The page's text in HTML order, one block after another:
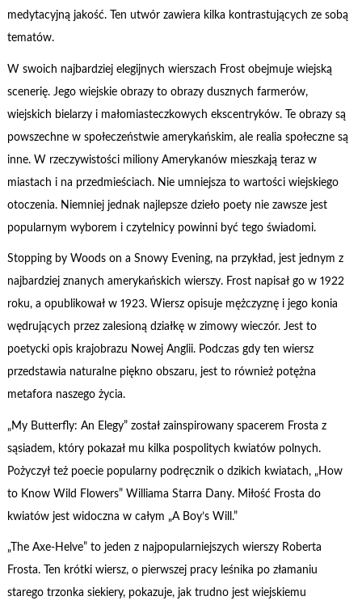
medytacyjną jakość. Ten utwór zawiera kilka kontrastujących ze sobą
tematów.
W swoich najbardziej elegijnych wierszach Frost obejmuje wiejską
scenerię. Jego wiejskie obrazy to obrazy dusznych farmerów,
wiejskich bielarzy i małomiasteczkowych ekscentryków. Te obrazy są
powszechne w społeczeństwie amerykańskim, ale realia społeczne są
inne. W rzeczywistości miliony Amerykanów mieszkają teraz w
miastach i na przedmieściach. Nie umniejsza to wartości wiejskiego
otoczenia. Niemniej jednak najlepsze dzieło poety nie zawsze jest
popularnym wyborem i czytelnicy powinni być tego świadomi.
Stopping by Woods on a Snowy Evening, na przykład, jest jednym z
najbardziej znanych amerykańskich wierszy. Frost napisał go w 1922
roku, a opublikował w 1923. Wiersz opisuje mężczyznę i jego konia
wędrujących przez zalesioną działkę w zimowy wieczór. Jest to
poetycki opis krajobrazu Nowej Anglii. Podczas gdy ten wiersz
przedstawia naturalne piękno obszaru, jest to również potężna
metafora naszego życia.
„My Butterfly: An Elegy” został zainspirowany spacerem Frosta z
sąsiadem, który pokazał mu kilka pospolitych kwiatów polnych.
Pożyczył też poecie popularny podręcznik o dzikich kwiatach, „How
to Know Wild Flowers” Williama Starra Dany. Miłość Frosta do
kwiatów jest widoczna w całym „A Boy’s Will.”
„The Axe-Helve” to jeden z najpopularniejszych wierszy Roberta
Frosta. Ten krótki wiersz, o pierwszej pracy leśnika po złamaniu
starego trzonka siekiery, pokazuje, jak trudno jest wiejskiemu